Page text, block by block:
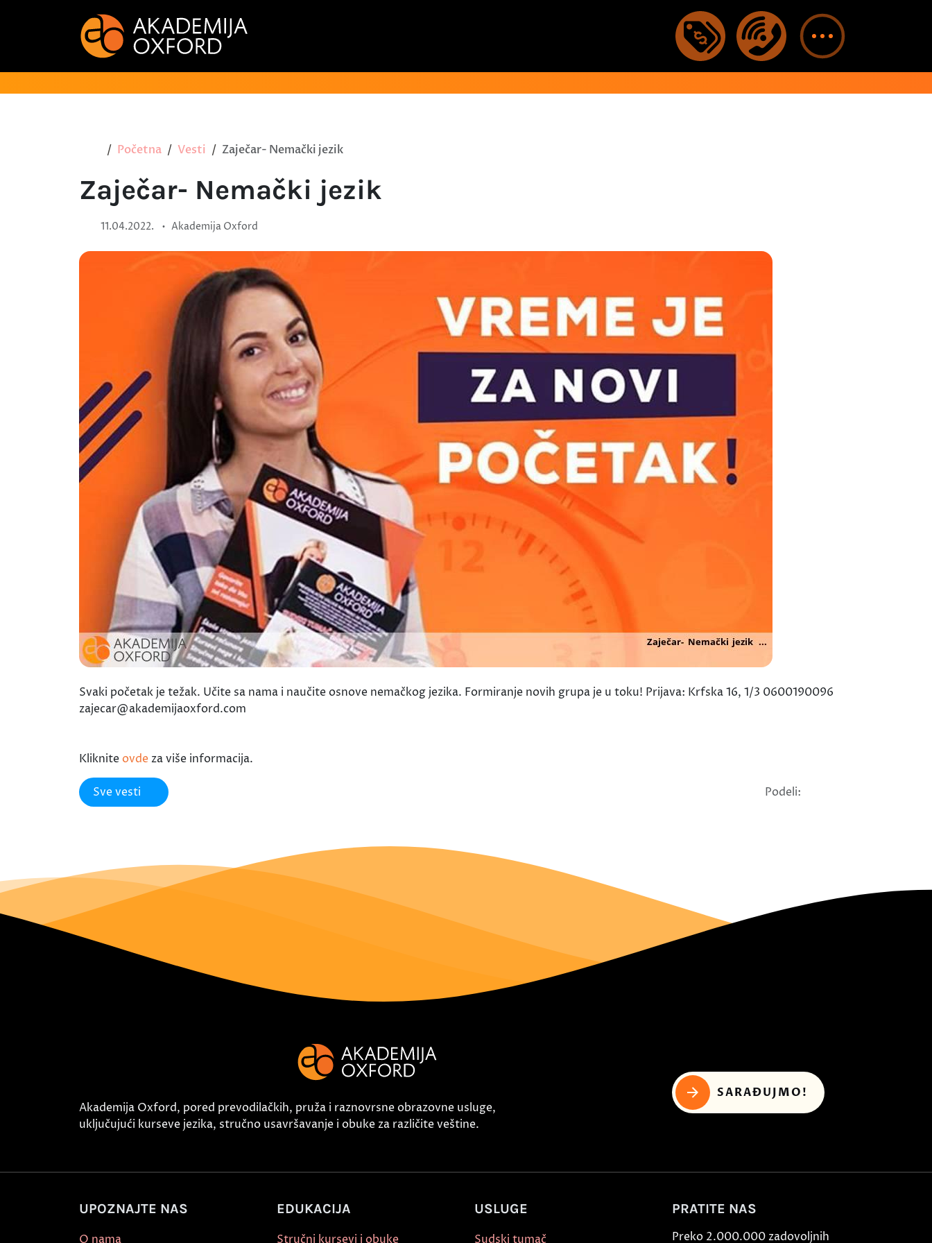
Početna Vesti Zaječar- Nemački jezik
Zaječar- Nemački jezik
11.04.2022. • Akademija Oxford
Svaki početak je težak. Učite sa nama i naučite osnove nemačkog jezika. Formiranje novih grupa je u toku! Prijava: Krfska 16, 1/3 0600190096
zajecar@akademijaoxford.com
Kliknite ovde za više informacija.
Sve vesti Podeli:
Akademija Oxford, pored prevodilačkih, pruža i raznovrsne obrazovne usluge,
uključujući kurseve jezika, stručno usavršavanje i obuke za različite veštine.
SARAĐUJMO!
UPOZNAJTE NAS
O nama
EDUKACIJA
Stručni kursevi i obuke
USLUGE
Sudski tumač
PRATITE NAS
Preko 2.000.000 zadovoljnih